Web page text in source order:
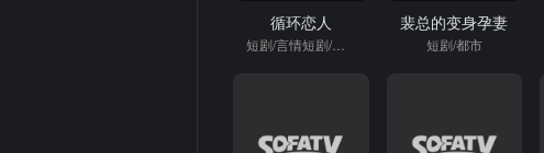
循环恋人
短剧/言情短剧/重生
裴总的变身孕妻
短剧/都市